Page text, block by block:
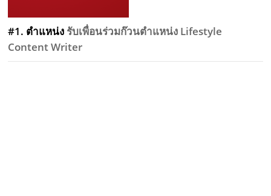
#1. ตำแหน่ง รับเพื่อนร่วมก๊วนตำแหน่ง Lifestyle
Content Writer